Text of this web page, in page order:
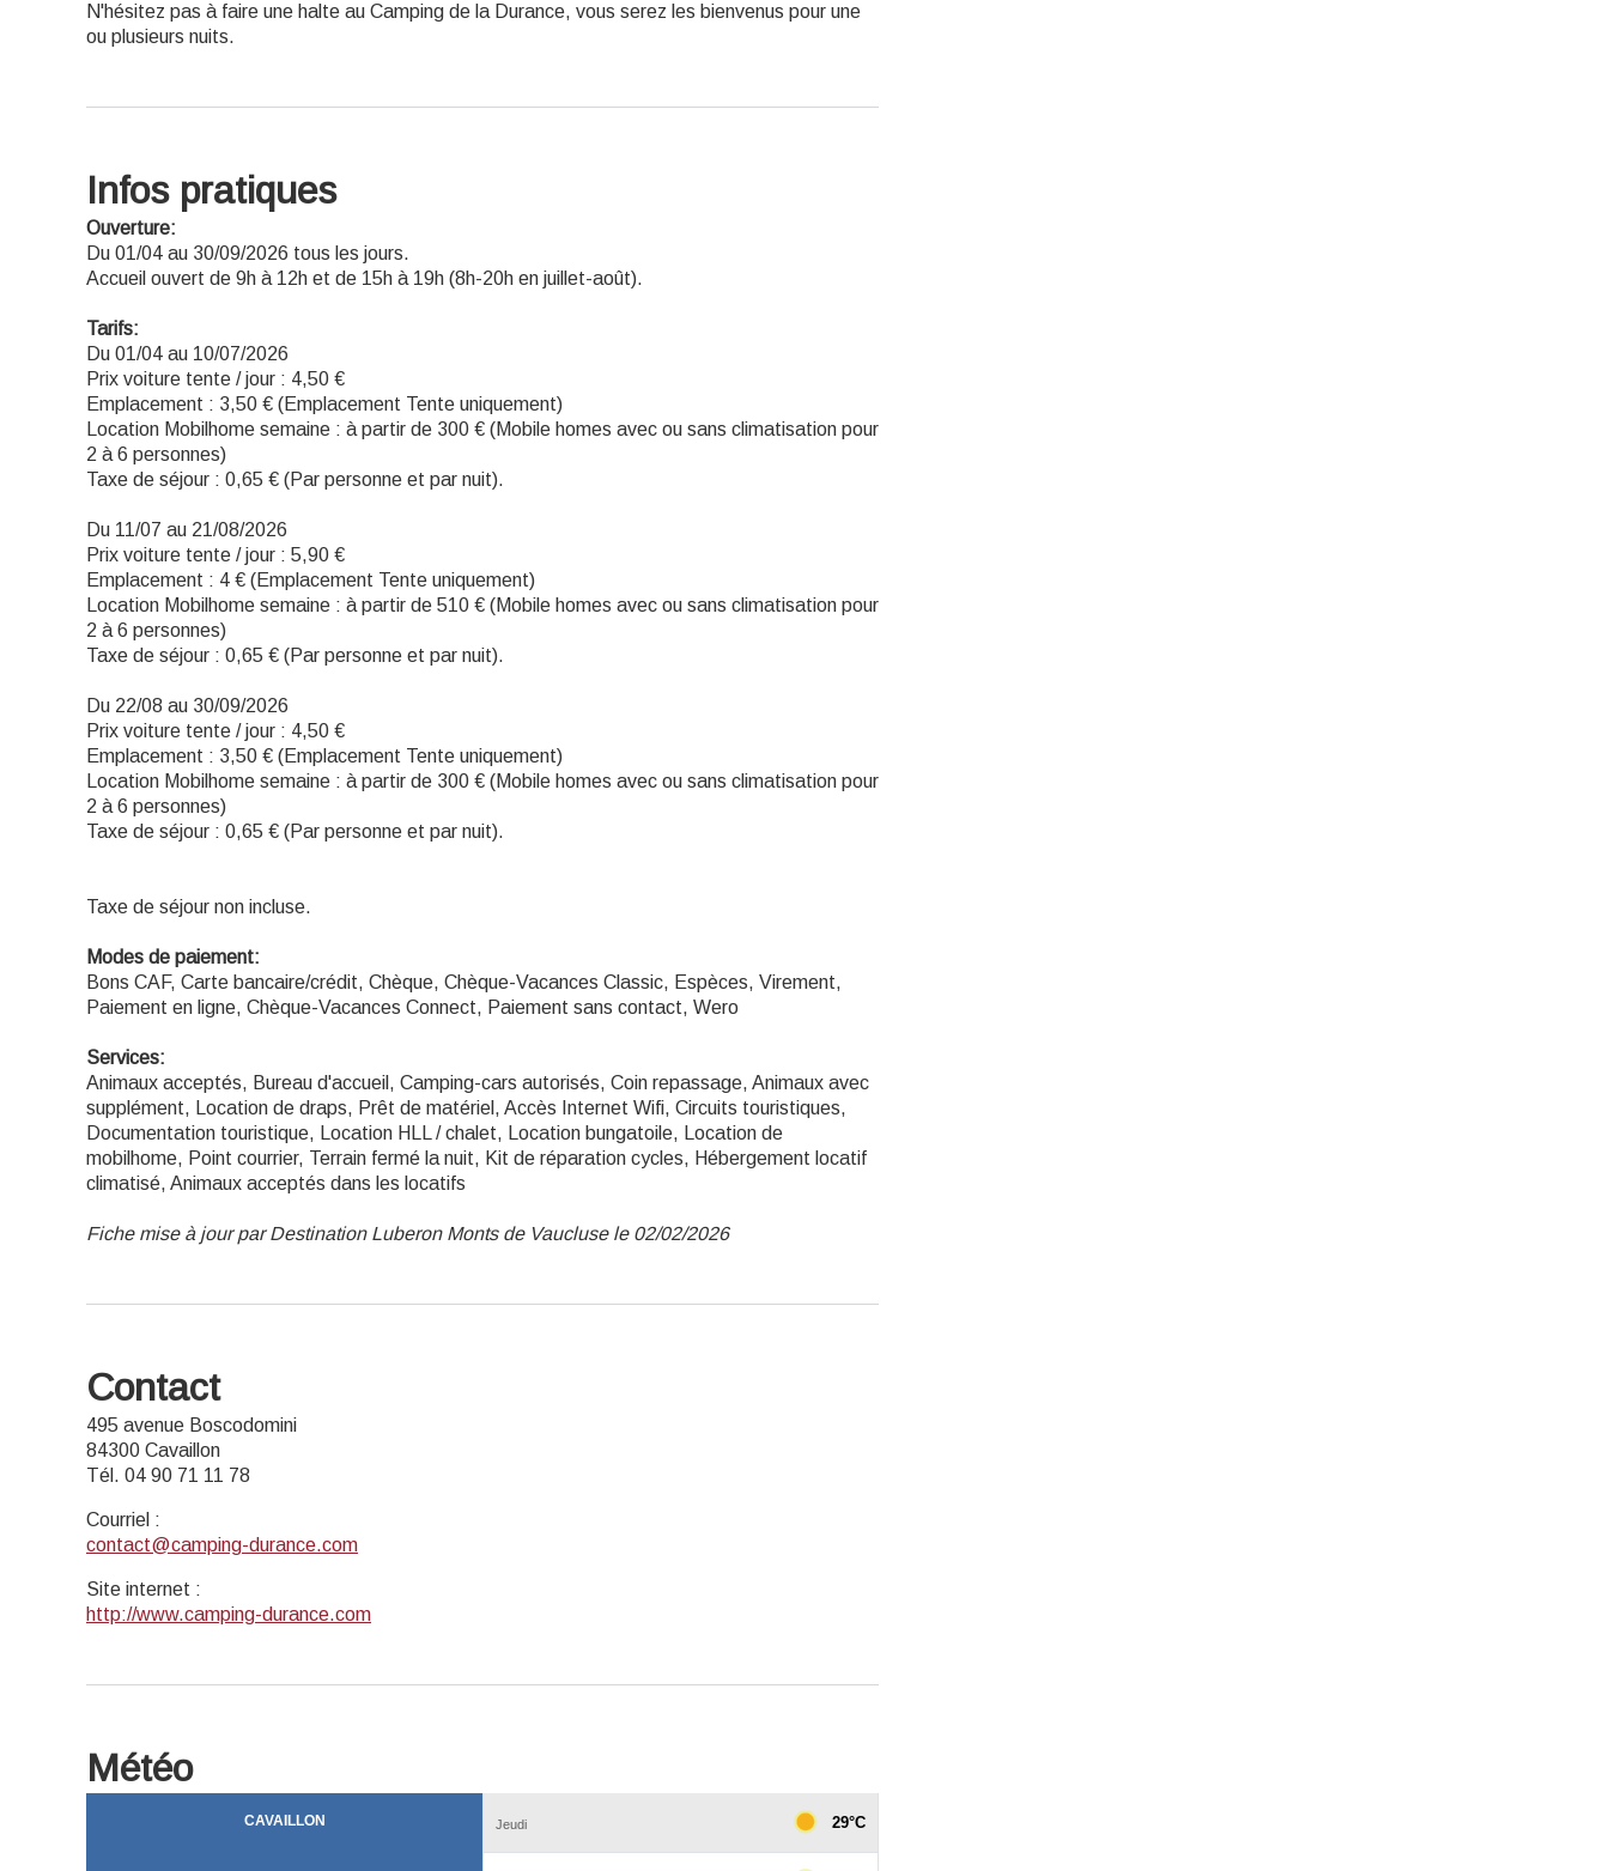
N'hésitez pas à faire une halte au Camping de la Durance, vous serez les bienvenus pour une
ou plusieurs nuits.
Infos pratiques
Ouverture:
Du 01/04 au 30/09/2026 tous les jours.
Accueil ouvert de 9h à 12h et de 15h à 19h (8h-20h en juillet-août).
Tarifs:
Du 01/04 au 10/07/2026
Prix voiture tente / jour : 4,50 €
Emplacement : 3,50 € (Emplacement Tente uniquement)
Location Mobilhome semaine : à partir de 300 € (Mobile homes avec ou sans climatisation pour
2 à 6 personnes)
Taxe de séjour : 0,65 € (Par personne et par nuit).
Du 11/07 au 21/08/2026
Prix voiture tente / jour : 5,90 €
Emplacement : 4 € (Emplacement Tente uniquement)
Location Mobilhome semaine : à partir de 510 € (Mobile homes avec ou sans climatisation pour
2 à 6 personnes)
Taxe de séjour : 0,65 € (Par personne et par nuit).
Du 22/08 au 30/09/2026
Prix voiture tente / jour : 4,50 €
Emplacement : 3,50 € (Emplacement Tente uniquement)
Location Mobilhome semaine : à partir de 300 € (Mobile homes avec ou sans climatisation pour
2 à 6 personnes)
Taxe de séjour : 0,65 € (Par personne et par nuit).
Taxe de séjour non incluse.
Modes de paiement:
Bons CAF, Carte bancaire/crédit, Chèque, Chèque-Vacances Classic, Espèces, Virement,
Paiement en ligne, Chèque-Vacances Connect, Paiement sans contact, Wero
Services:
Animaux acceptés, Bureau d'accueil, Camping-cars autorisés, Coin repassage, Animaux avec
supplément, Location de draps, Prêt de matériel, Accès Internet Wifi, Circuits touristiques,
Documentation touristique, Location HLL / chalet, Location bungatoile, Location de
mobilhome, Point courrier, Terrain fermé la nuit, Kit de réparation cycles, Hébergement locatif
climatisé, Animaux acceptés dans les locatifs
Fiche mise à jour par Destination Luberon Monts de Vaucluse le 02/02/2026
Contact
495 avenue Boscodomini
84300 Cavaillon
Tél. 04 90 71 11 78
Courriel :
contact@camping-durance.com
Site internet :
http://www.camping-durance.com
Météo